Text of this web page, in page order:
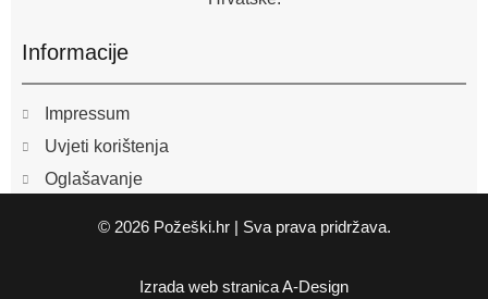
Informacije
Impressum
Uvjeti korištenja
Oglašavanje
© 2026 Požeški.hr | Sva prava pridržava.
Izrada web stranicaA-Design